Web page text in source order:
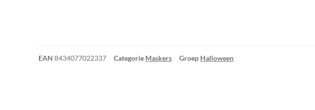
EAN8434077022337 Categorie Maskers Groep Halloween